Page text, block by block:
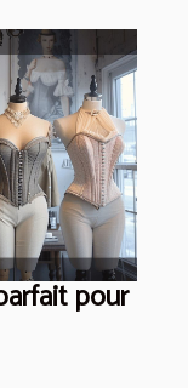
pour